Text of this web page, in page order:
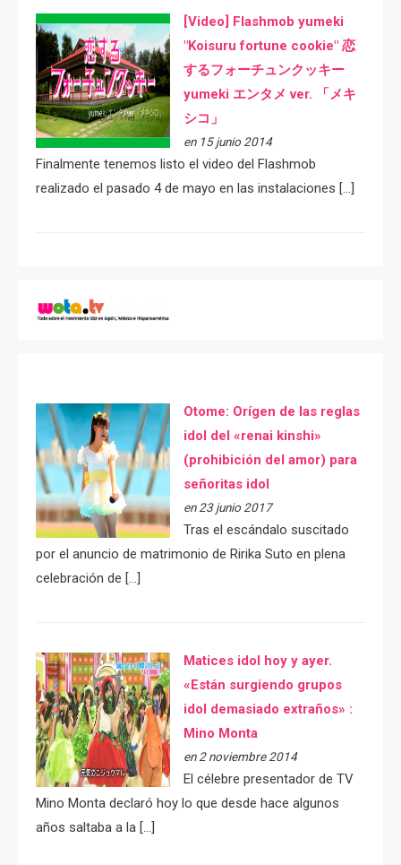
[Video] Flashmob yumeki
"Koisuru fortune cookie" 恋
するフォーチュンクッキー
yumeki エンタメ ver. 「メキ
シコ」
en 15 junio 2014
Finalmente tenemos listo el video del Flashmob
realizado el pasado 4 de mayo en las instalaciones […]
Otome: Orígen de las reglas
idol del «renai kinshi»
(prohibición del amor) para
señoritas idol
en 23 junio 2017
Tras el escándalo suscitado
por el anuncio de matrimonio de Ririka Suto en plena
celebración de […]
Matices idol hoy y ayer.
«Están surgiendo grupos
idol demasiado extraños» :
Mino Monta
en 2 noviembre 2014
El célebre presentador de TV
Mino Monta declaró hoy lo que desde hace algunos
años saltaba a la […]